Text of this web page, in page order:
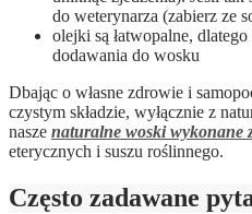
do weterynarza (zabierz ze
olejki są łatwopalne,
dodawania do wosku
Dbając o własne zdrowie i
czystym składzie, wyłącznie z
nasze naturalne woski wykonane
eterycznych i suszu roślinnego.
Często zadawane